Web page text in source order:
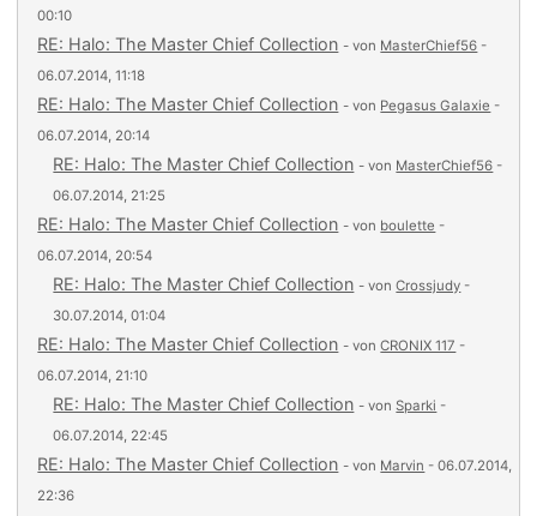
00:10
RE: Halo: The Master Chief Collection - von MasterChief56 -
06.07.2014, 11:18
RE: Halo: The Master Chief Collection - von Pegasus Galaxie -
06.07.2014, 20:14
RE: Halo: The Master Chief Collection - von MasterChief56 -
06.07.2014, 21:25
RE: Halo: The Master Chief Collection - von boulette -
06.07.2014, 20:54
RE: Halo: The Master Chief Collection - vonCrossjudy -
30.07.2014, 01:04
RE: Halo: The Master Chief Collection - vonCRONIX 117 -
06.07.2014, 21:10
RE: Halo: The Master Chief Collection - vonSparki -
06.07.2014, 22:45
RE: Halo: The Master Chief Collection - von Marvin - 06.07.2014,
22:36